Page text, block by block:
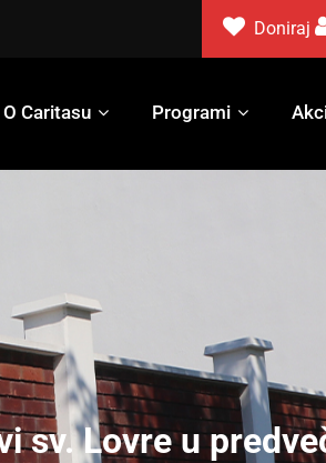
Doniraj
O Caritasu Programi
sv. Lovre u